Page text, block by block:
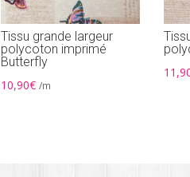
Tissu grande largeur
polycoton imprimé
Butterfly
10,90€ /m